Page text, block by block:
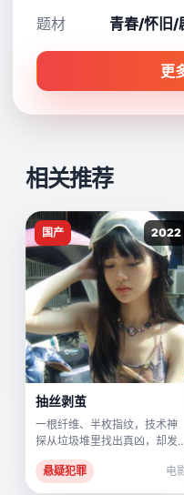
题材 青春/怀旧/
更
相关推荐
2022
国产
抽丝剥茧
一根纤维、半枚指纹，技术神
探从垃圾堆里找出真凶，却发
现凶手是二十年前的自己。
悬疑犯罪
电